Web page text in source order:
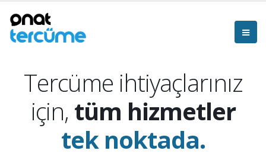
Tercüme ihtiyaçlarınız
için, tüm hizmetler
tek noktada.